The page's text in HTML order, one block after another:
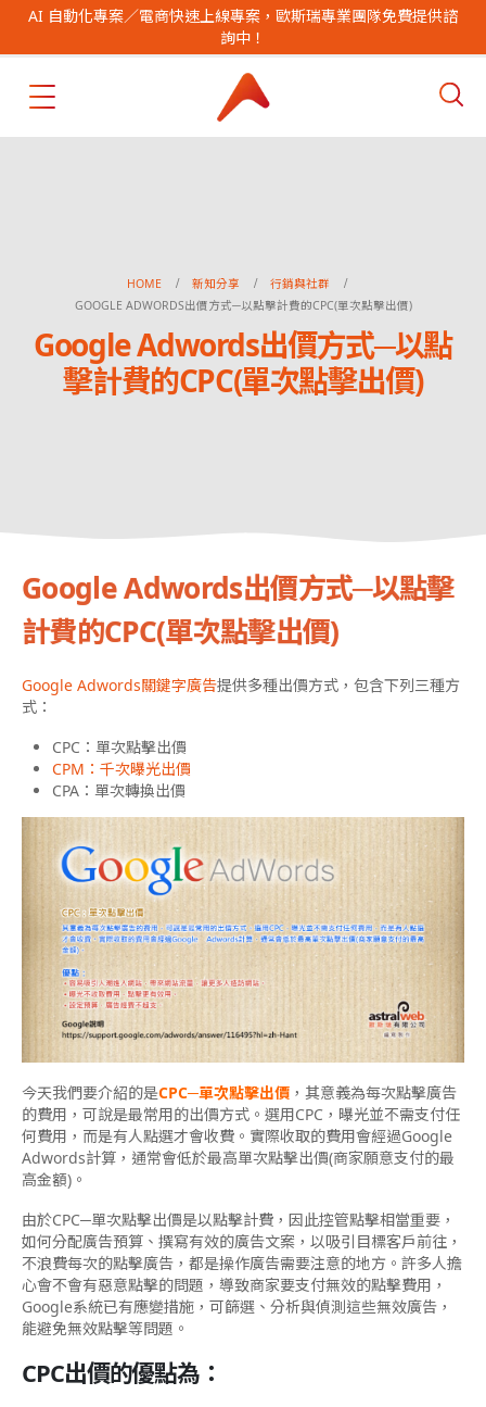
AI 自動化專案／電商快速上線專案，歐斯瑞專業團隊免費提供諮
詢中！
HOME 新知分享
行銷與社群
GOOGLE ADWORDS出價方式─以點擊計費的CPC(單次點擊出價)
Google Adwords出價方式─以點
擊計費的CPC(單次點擊出價)
Google Adwords出價方式─以點擊
計費的CPC(單次點擊出價)
Google Adwords關鍵字廣告提供多種出價方式，包含下列三種方
式：
CPC：單次點擊出價
CPM：千次曝光出價
CPA：單次轉換出價
今天我們要介紹的是CPC─單次點擊出價 ，其意義為每次點擊廣告
的費用，可說是最常用的出價方式。選用CPC，曝光並不需支付任
何費用，而是有人點選才會收費。實際收取的費用會經過Google
Adwords計算，通常會低於最高單次點擊出價(商家願意支付的最
高金額)。
由於CPC─單次點擊出價是以點擊計費，因此控管點擊相當重要，
如何分配廣告預算、撰寫有效的廣告文案，以吸引目標客戶前往，
不浪費每次的點擊廣告，都是操作廣告需要注意的地方。許多人擔
心會不會有惡意點擊的問題，導致商家要支付無效的點擊費用，
Google系統已有應變措施，可篩選、分析與偵測這些無效廣告，
能避免無效點擊等問題。
CPC出價的優點為：